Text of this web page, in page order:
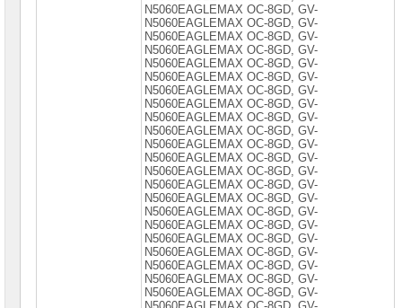
N5060ЕАGLЕМАX ОС-8GD, GV-
N5060ЕАGLЕМАX ОС-8GD, GV-
N5060ЕАGLЕМАX ОС-8GD, GV-
N5060ЕАGLЕМАX ОС-8GD, GV-
N5060ЕАGLЕМАX ОС-8GD, GV-
N5060ЕАGLЕМАX ОС-8GD, GV-
N5060ЕАGLЕМАХ ОС-8GD, GV-
N5060ЕАGLЕМАХ ОС-8GD, GV-
N5060ЕАGLЕМАХ ОС-8GD, GV-
N5060ЕАGLЕМАХ ОС-8GD, GV-
N5060ЕАGLЕМАХ ОС-8GD, GV-
N5060ЕАGLЕМАХ ОС-8GD, GV-
N5060ЕАGLЕМАХ ОС-8GD, GV-
N5060ЕАGLЕМАХ ОС-8GD, GV-
N5060ЕАGLЕМАХ ОС-8GD, GV-
N5060ЕАGLЕМАХ ОС-8GD, GV-
N5060ЕАGLЕМАХ ОС-8GD, GV-
N5060ЕАGLЕМАХ ОС-8GD, GV-
N5060ЕАGLЕМАХ ОС-8GD, GV-
N5060ЕАGLЕМАХ ОС-8GD, GV-
N5060ЕАGLЕМАХ ОС-8GD, GV-
N5060ЕАGLЕМАХ ОС-8GD, GV-